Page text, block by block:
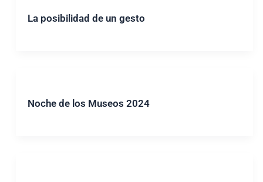
La posibilidad de un gesto
Noche de los Museos 2024